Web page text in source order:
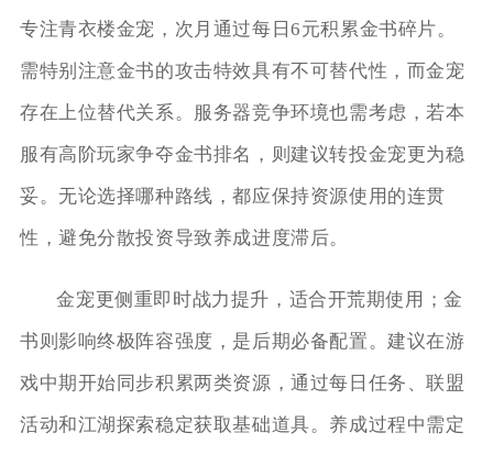
专注青衣楼金宠，次月通过每日6元积累金书碎片。
需特别注意金书的攻击特效具有不可替代性，而金宠
存在上位替代关系。服务器竞争环境也需考虑，若本
服有高阶玩家争夺金书排名，则建议转投金宠更为稳
妥。无论选择哪种路线，都应保持资源使用的连贯
性，避免分散投资导致养成进度滞后。
金宠更侧重即时战力提升，适合开荒期使用；金
书则影响终极阵容强度，是后期必备配置。建议在游
戏中期开始同步积累两类资源，通过每日任务、联盟
活动和江湖探索稳定获取基础道具。养成过程中需定